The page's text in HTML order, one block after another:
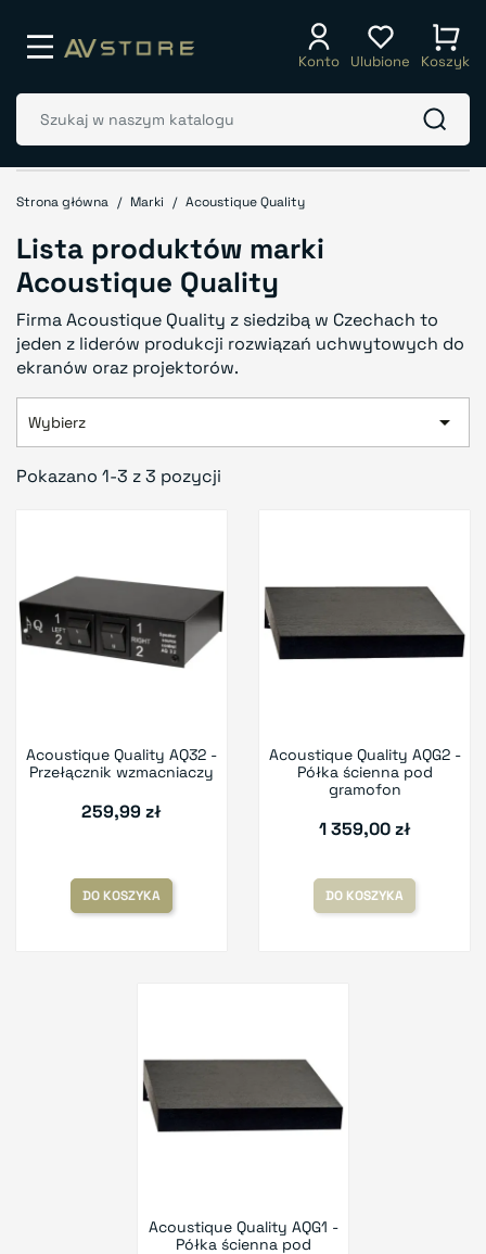
Konto Ulubione Koszyk
Strona główna Marki Acoustique Quality
Lista produktów marki
Acoustique Quality
Firma Acoustique Quality z siedzibą w Czechach to
jeden z liderów produkcji rozwiązań uchwytowych do
ekranów oraz projektorów.
Wybierz 
Pokazano 1-3 z 3 pozycji
Acoustique Quality AQ32 -
Przełącznik wzmacniaczy
259,99 zł
DO KOSZYKA
Acoustique Quality AQG2 -
Półka ścienna pod
gramofon
1 359,00 zł
DO KOSZYKA
Acoustique Quality AQG1 -
Półka ścienna pod